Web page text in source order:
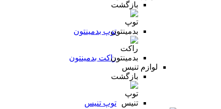
بازگشت
توپ بدمینتون
راکت بدمینتون
لوازم تنیس
بازگشت
توپ تنیس